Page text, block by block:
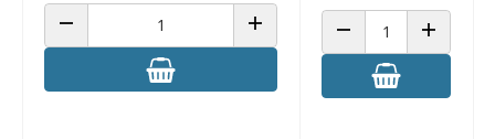
ANZAHL VERRINGERN ANZAHL ERHÖHENANZAHL VERRINGERN
ANZAHL